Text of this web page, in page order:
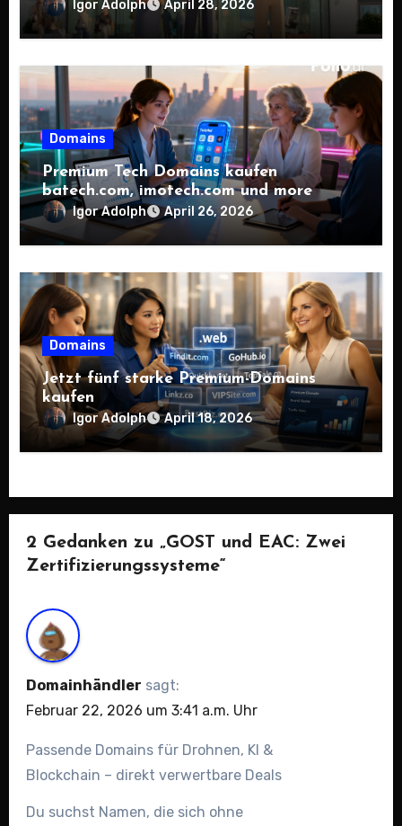
Igor Adolph April 28, 2026
Domains
Premium Tech Domains kaufen
batech.com, imotech.com und more
Igor Adolph April 26, 2026
Domains
Jetzt fünf starke Premium-Domains
kaufen
Igor Adolph April 18, 2026
2 Gedanken zu „GOST und EAC: Zwei
Zertifizierungssysteme“
Domainhändler sagt:
Februar 22, 2026 um 3:41 a.m. Uhr
Passende Domains für Drohnen, KI &
Blockchain – direkt verwertbare Deals
Du suchst Namen, die sich ohne